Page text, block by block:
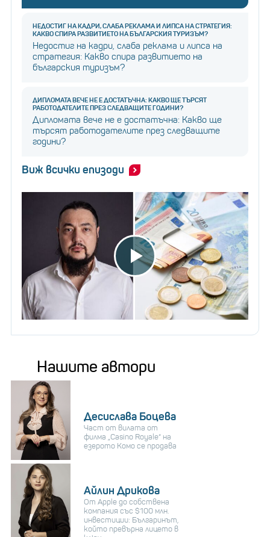
НЕДОСТИГ НА КАДРИ, СЛАБА РЕКЛАМА И ЛИПСА НА СТРАТЕГИЯ:
КАКВО СПИРА РАЗВИТИЕТО НА БЪЛГАРСКИЯ ТУРИЗЪМ?
Недостиг на кадри, слаба реклама и липса на
стратегия: Какво спира развитието на
българския туризъм?
ДИПЛОМАТА ВЕЧЕ НЕ Е ДОСТАТЪЧНА: КАКВО ЩЕ ТЪРСЯТ
РАБОТОДАТЕЛИТЕ ПРЕЗ СЛЕДВАЩИТЕ ГОДИНИ?
Дипломата вече не е достатъчна: Какво ще
търсят работодателите през следващите
години?
Виж всички епизоди
Нашите автори
Десислава Боцева
Част от вилата от
филма „Casino Royale“ на
езерото Комо се продава
Айлин Дрикова
От Apple до собствена
компания със $100 млн.
инвестиции: Българинът,
който превърна лицето в